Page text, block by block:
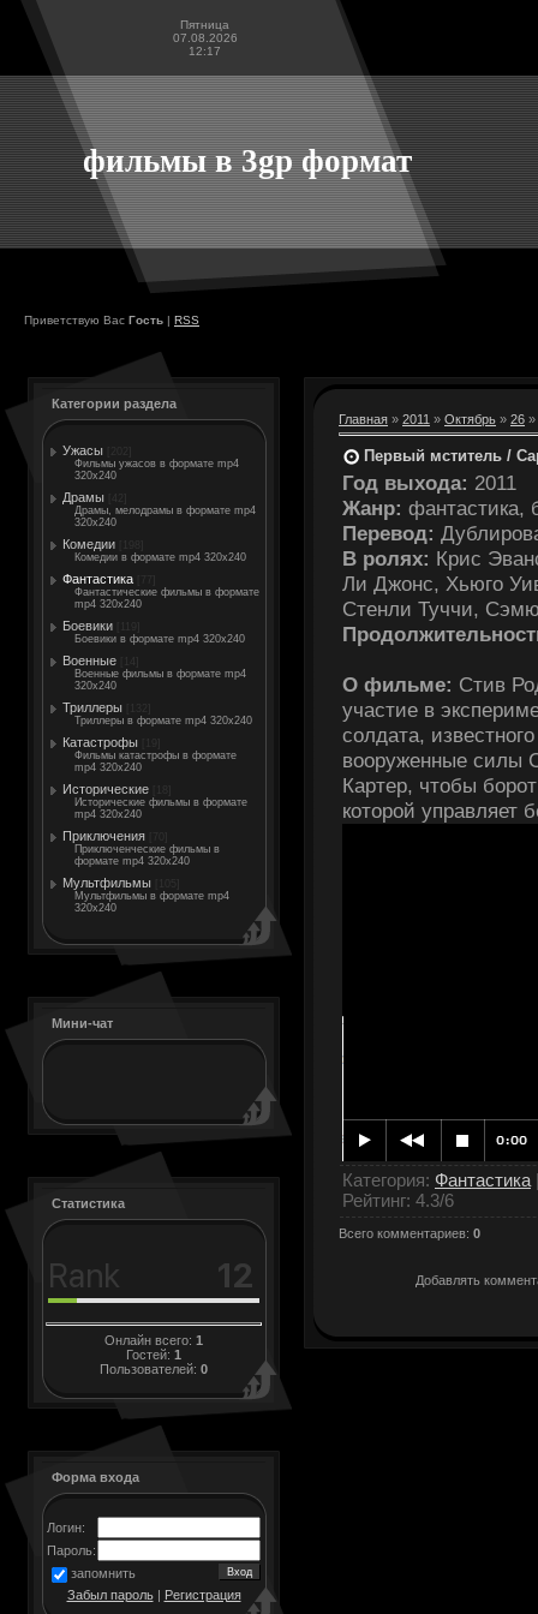
Пятница
07.08.2026
12:17
фильмы в 3gp формат
Приветствую Вас Гость | RSS
Категории раздела
Ужасы
Фильмы ужасов в формате mp4
320x240
Драмы
Драмы, мелодрамы в формате mp4
320x240
Комедии
Комедии в формате mp4 320x240
Фантастика
Фантастические фильмы в формате
mp4 320x240
Боевики
Боевики в формате mp4 320x240
Военные
Военные фильмы в формате mp4
320x240
Триллеры
Триллеры в формате mp4 320x240
Катастрофы
Фильмы катастрофы в формате
mp4 320x240
Исторические
Исторические фильмы в формате
mp4 320x240
Приключения
Приключенческие фильмы в
формате mp4 320x240
Мультфильмы
Мультфильмы в формате mp4
320x240
Мини-чат
Статистика
Онлайн всего: 1
Гостей: 1
Пользователей: 0
Форма входа
Логин:
Пароль:
запомнить
Забыл пароль| Регистрация
Главная » 2011 » Октябрь » 26 »
Первый мститель /
Год выхода: 2011
Жанр: фантастика,
Перевод:
В ролях: Крис
Ли Джонс, Хьюго
Стенли Туччи,
О фильме: Стив
участие в
солдата,
вооруженные силы
Картер, чтобы
которой управляет
Категория: Фантастика
Рейтинг: 4.3/6
Всего комментариев: 0
Добавлять